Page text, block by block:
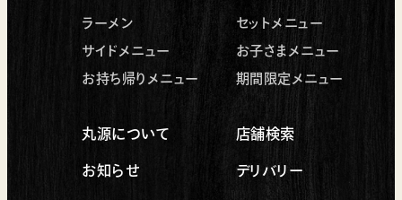
ラーメン セットメニュー
サイドメニュー お子さまメニュー
お持ち帰りメニュー 期間限定メニュー
丸源について 店舗検索
お知らせ デリバリー